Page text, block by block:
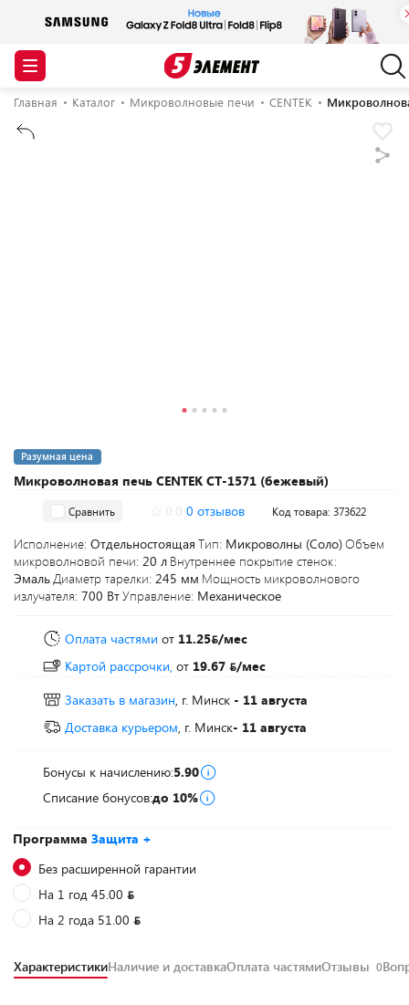
Главная Каталог Микроволновые печи CENTEK
Микроволновая печь CENTEK CT-1571 (бежевый)
Разумная цена
Программа Защита +
Без расширенной гарантии
На 1 год 45.00
На 2 года 51.00
Сравнить 0 отзывов Код товара: 373622
Исполнение: Отдельностоящая Тип: Микроволны (Соло)Объем
микроволновой печи: 20 л Внутреннее покрытие стенок:
ЭмальДиаметр тарелки: 245 мм Мощность микроволнового
излучателя: 700 ВтУправление: Механическое
Оплата частями от 11.25 /мес
Картой рассрочки, от 19.67
/мес
Заказать в магазин, г. Минск - 11 августа
Доставка курьером, г. Минск- 11 августа
Бонусы к начислению:5.90
Списание бонусов:до 10%
ХарактеристикиНаличие и доставкаОплата частямиОтзывы 0